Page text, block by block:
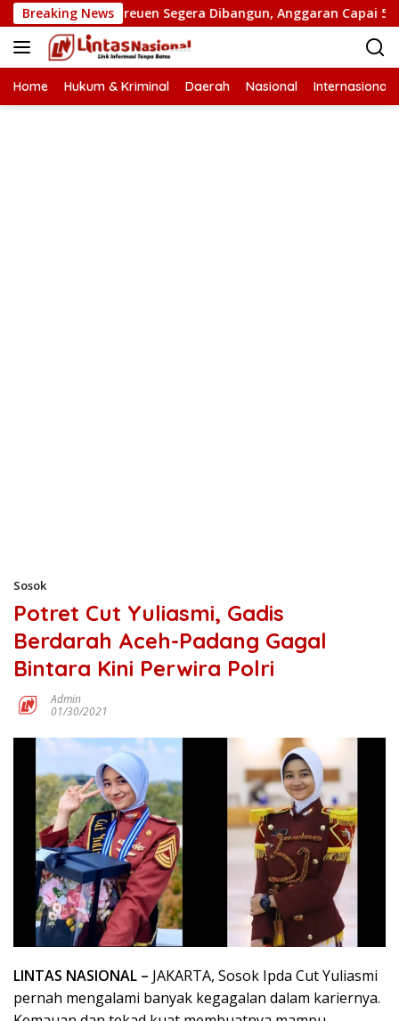
Langsung
ke
konten
Breaking News
Bireuen Segera Dibangun, Anggaran Capai 500 M
Home Hukum & Kriminal Daerah Nasional Internasional
Sosok
Potret Cut Yuliasmi, Gadis
Berdarah Aceh-Padang Gagal
Bintara Kini Perwira Polri
Admin
01/30/2021
LINTAS NASIONAL – JAKARTA, Sosok Ipda Cut Yuliasmi
pernah mengalami banyak kegagalan dalam kariernya.